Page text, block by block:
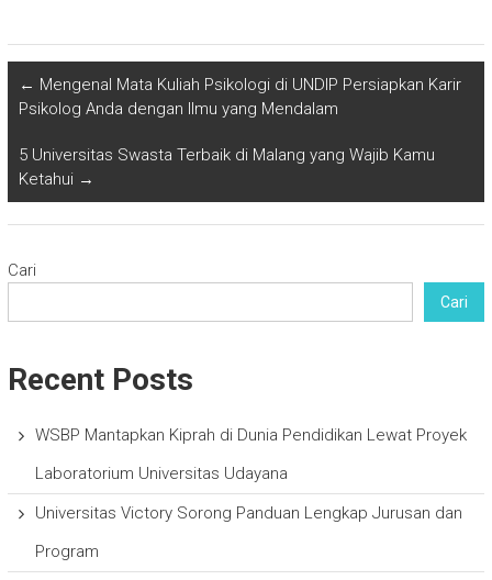
← Mengenal Mata Kuliah Psikologi di UNDIP Persiapkan Karir
Psikolog Anda dengan Ilmu yang Mendalam
5 Universitas Swasta Terbaik di Malang yang Wajib Kamu
Ketahui →
Cari
Cari
Recent Posts
WSBP Mantapkan Kiprah di Dunia Pendidikan Lewat Proyek
Laboratorium Universitas Udayana
Universitas Victory Sorong Panduan Lengkap Jurusan dan
Program